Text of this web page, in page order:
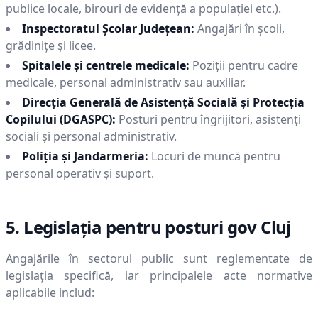
publice locale, birouri de evidență a populației etc.).
Inspectoratul Școlar Județean: Angajări în școli,
grădinițe și licee.
Spitalele și centrele medicale: Poziții pentru cadre
medicale, personal administrativ sau auxiliar.
Direcția Generală de Asistență Socială și Protecția
Copilului (DGASPC): Posturi pentru îngrijitori, asistenți
sociali și personal administrativ.
Poliția și Jandarmeria: Locuri de muncă pentru
personal operativ și suport.
5. Legislația pentru posturi govCluj
Angajările în sectorul public sunt reglementate de
legislația specifică, iar principalele acte normative
aplicabile includ: